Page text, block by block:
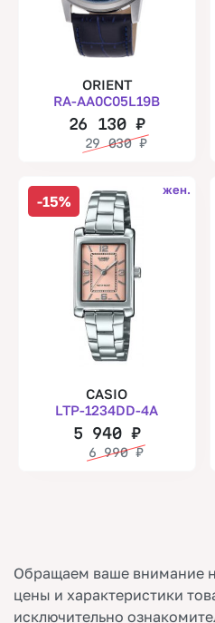
ORIENT
RA-AA0C05L19B
26 130₽
29 030₽
-15%
жен.
CASIO
LTP-1234DD-4A
5 940 ₽
6 990₽
Обращаем ваше внимание
цены и характеристики
исключительно